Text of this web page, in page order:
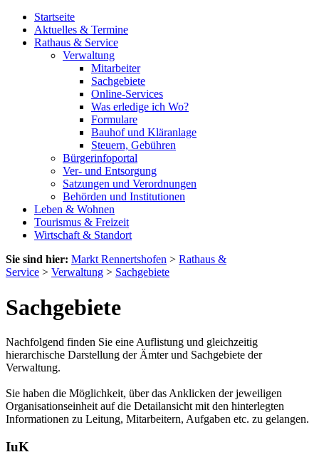
Startseite
Aktuelles & Termine
Rathaus & Service
Verwaltung
Mitarbeiter
Sachgebiete
Online-Services
Was erledige ich Wo?
Formulare
Bauhof und Kläranlage
Steuern, Gebühren
Bürgerinfoportal
Ver- und Entsorgung
Satzungen und Verordnungen
Behörden und Institutionen
Leben & Wohnen
Tourismus & Freizeit
Wirtschaft & Standort
Sie sind hier: Markt Rennertshofen > Rathaus &
Service > Verwaltung > Sachgebiete
Sachgebiete
Nachfolgend finden Sie eine Auflistung und gleichzeitig
hierarchische Darstellung der Ämter und Sachgebiete der
Verwaltung.
Sie haben die Möglichkeit, über das Anklicken der jeweiligen
Organisationseinheit auf die Detailansicht mit den hinterlegten
Informationen zu Leitung, Mitarbeitern, Aufgaben etc. zu gelangen.
IuK